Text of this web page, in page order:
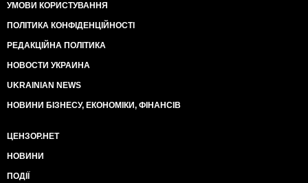
УМОВИ КОРИСТУВАННЯ
ПОЛІТИКА КОНФІДЕНЦІЙНОСТІ
РЕДАКЦІЙНА ПОЛІТИКА
НОВОСТИ УКРАИНА
UKRAINIAN NEWS
НОВИНИ БІЗНЕСУ, ЕКОНОМІКИ, ФІНАНСІВ
ЦЕНЗОР.НЕТ
НОВИНИ
ПОДІЇ